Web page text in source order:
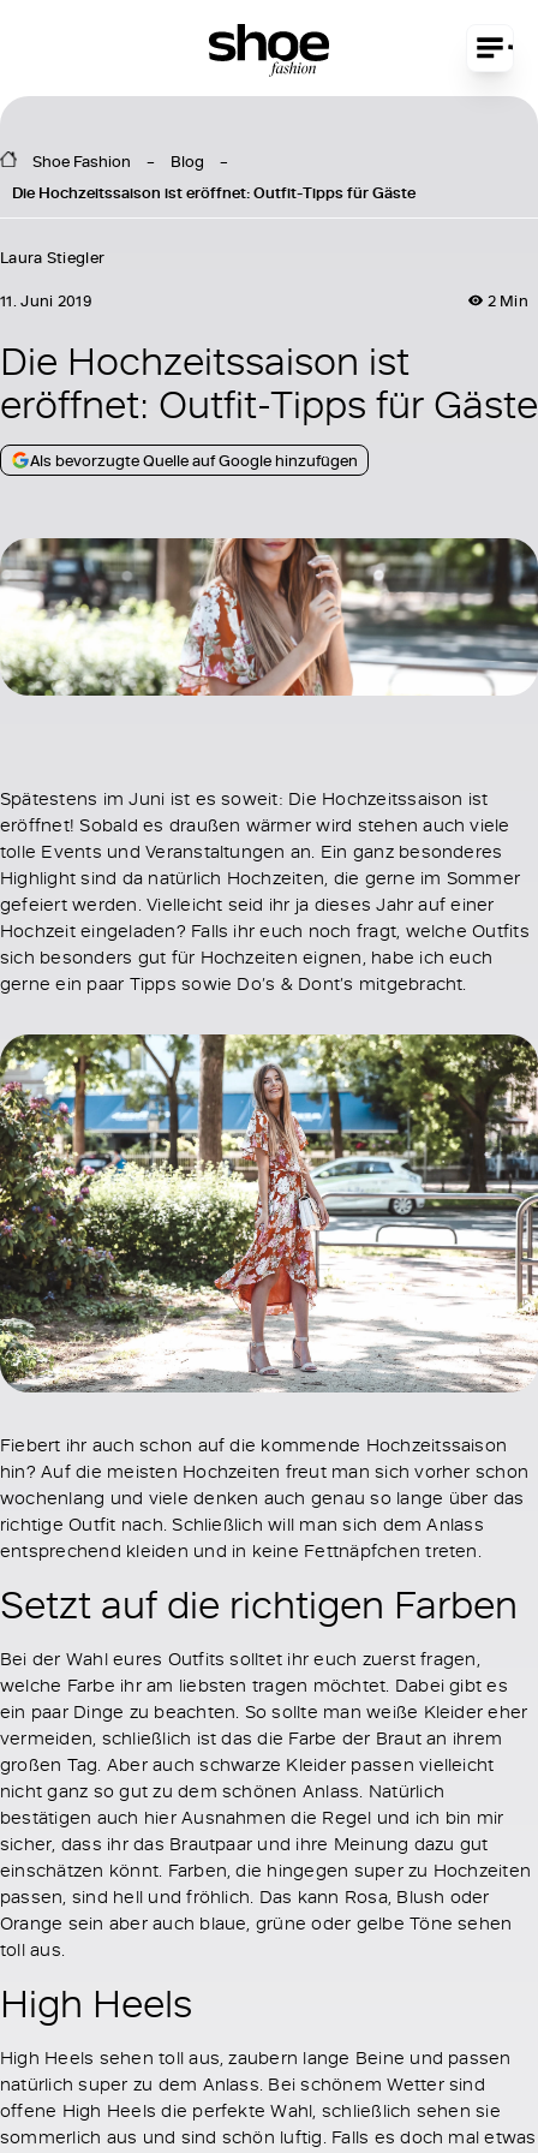
Shoe Fashion
Blog
Die Hochzeitssaison ist eröffnet: Outfit-Tipps für Gäste
Laura Stiegler
2 Min
11. Juni 2019
Die Hochzeitssaison ist
eröffnet: Outfit-Tipps für Gäste
Als bevorzugte Quelle auf Google hinzufügen
Spätestens im Juni ist es soweit: Die Hochzeitssaison ist
eröffnet! Sobald es draußen wärmer wird stehen auch viele
tolle Events und Veranstaltungen an. Ein ganz besonderes
Highlight sind da natürlich Hochzeiten, die gerne im Sommer
gefeiert werden. Vielleicht seid ihr ja dieses Jahr auf einer
Hochzeit eingeladen? Falls ihr euch noch fragt, welche Outfits
sich besonders gut für Hochzeiten eignen, habe ich euch
gerne ein paar Tipps sowie Do’s & Dont’s mitgebracht.
Fiebert ihr auch schon auf die kommende Hochzeitssaison
hin? Auf die meisten Hochzeiten freut man sich vorher schon
wochenlang und viele denken auch genau so lange über das
richtige Outfit nach. Schließlich will man sich dem Anlass
entsprechend kleiden und in keine Fettnäpfchen treten.
Setzt auf die richtigen Farben
Bei der Wahl eures Outfits solltet ihr euch zuerst fragen,
welche Farbe ihr am liebsten tragen möchtet. Dabei gibt es
ein paar Dinge zu beachten. So sollte man weiße Kleider eher
vermeiden, schließlich ist das die Farbe der Braut an ihrem
großen Tag. Aber auch schwarze Kleider passen vielleicht
nicht ganz so gut zu dem schönen Anlass. Natürlich
bestätigen auch hier Ausnahmen die Regel und ich bin mir
sicher, dass ihr das Brautpaar und ihre Meinung dazu gut
einschätzen könnt. Farben, die hingegen super zu Hochzeiten
passen, sind hell und fröhlich. Das kann Rosa, Blush oder
Orange sein aber auch blaue, grüne oder gelbe Töne sehen
toll aus.
High Heels
High Heels sehen toll aus, zaubern lange Beine und passen
natürlich super zu dem Anlass. Bei schönem Wetter sind
offene High Heels die perfekte Wahl, schließlich sehen sie
sommerlich aus und sind schön luftig. Falls es doch mal etwas